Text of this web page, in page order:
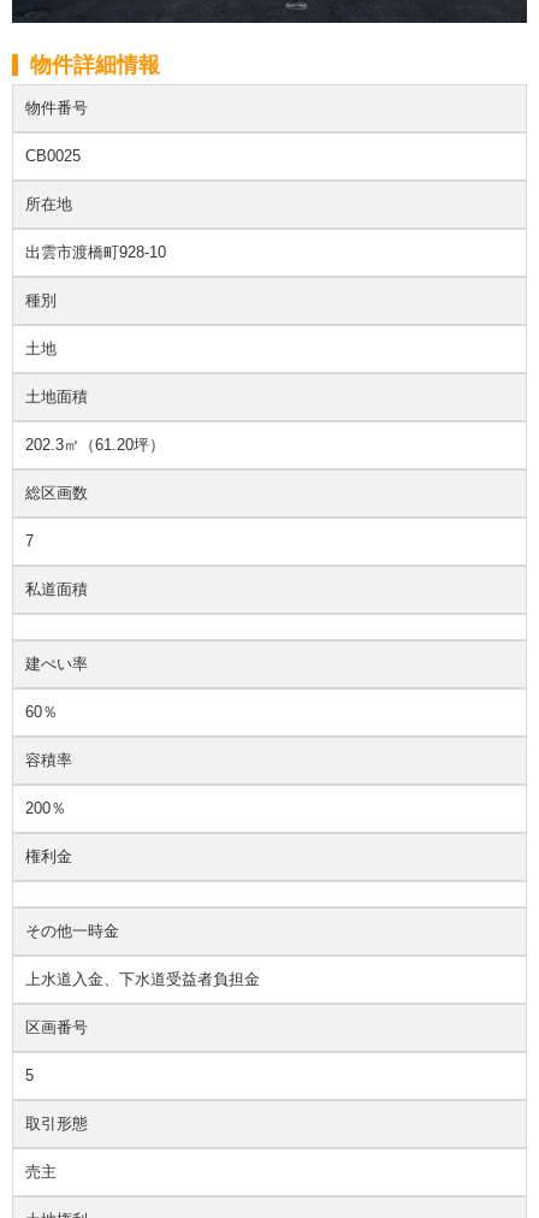
物件詳細情報
物件番号
CB0025
所在地
出雲市渡橋町928-10
種別
土地
土地面積
202.3㎡（61.20坪）
総区画数
7
私道面積
建ぺい率
60％
容積率
200％
権利金
その他一時金
上水道入金、下水道受益者負担金
区画番号
5
取引形態
売主